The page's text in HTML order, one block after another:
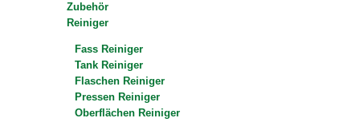
Zubehör
Reiniger
Fass Reiniger
Tank Reiniger
Flaschen Reiniger
Pressen Reiniger
Oberflächen Reiniger